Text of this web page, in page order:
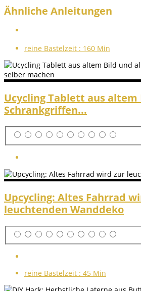
Ähnliche Anleitungen
reine Bastelzeit : 160 Min
Ucycling Tablett aus
Schrankgriffen...
Upcycling: Altes Fahrrad
leuchtenden Wanddeko
reine Bastelzeit : 45 Min